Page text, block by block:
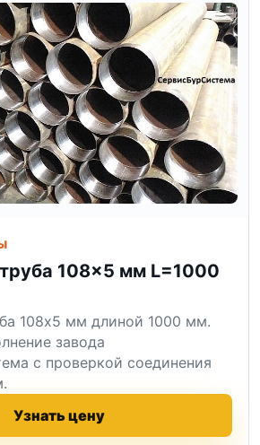
108×5 мм L=1000
108x5 мм длиной 1000 мм.
завода
с проверкой соединения
Узнать цену